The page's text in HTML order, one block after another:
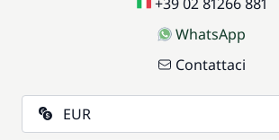
WhatsApp
Contattaci
EUR